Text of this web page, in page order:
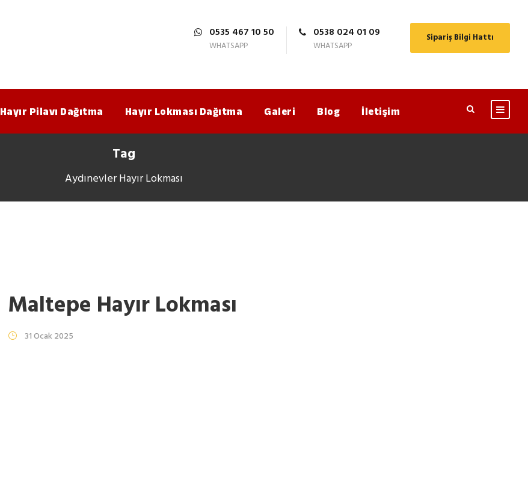
0535 467 10 50
WHATSAPP
0538 024 01 09
WHATSAPP
Sipariş Bilgi Hattı
Hayır Pilavı Dağıtma Hayır Lokması Dağıtma Galeri Blog İletişim
Tag
Aydınevler Hayır Lokması
Maltepe Hayır Lokması
31 Ocak 2025